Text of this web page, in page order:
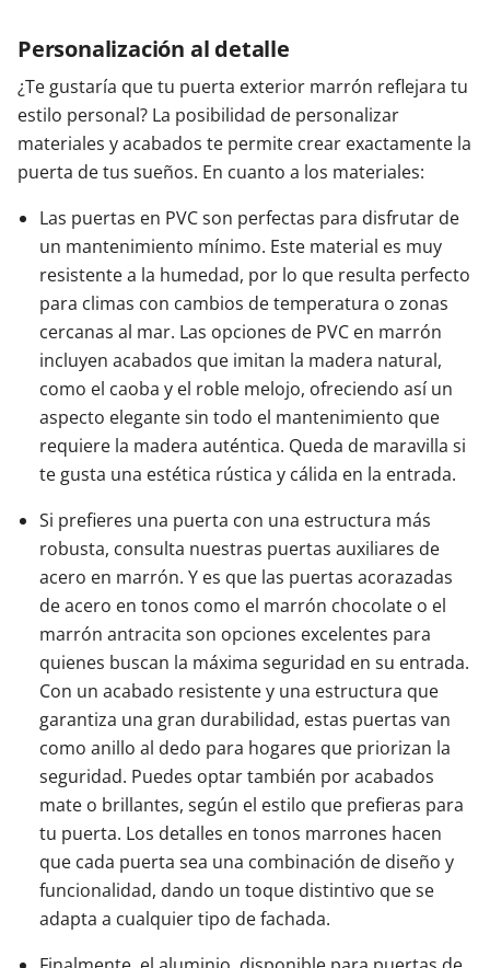
Personalización al detalle
¿Te gustaría que tu puerta exterior marrón reflejara tu
estilo personal? La posibilidad de personalizar
materiales y acabados te permite crear exactamente la
puerta de tus sueños. En cuanto a los materiales:
Las puertas en PVC son perfectas para disfrutar de
un mantenimiento mínimo. Este material es muy
resistente a la humedad, por lo que resulta perfecto
para climas con cambios de temperatura o zonas
cercanas al mar. Las opciones de PVC en marrón
incluyen acabados que imitan la madera natural,
como el caoba y el roble melojo, ofreciendo así un
aspecto elegante sin todo el mantenimiento que
requiere la madera auténtica. Queda de maravilla si
te gusta una estética rústica y cálida en la entrada.
Si prefieres una puerta con una estructura más
robusta, consulta nuestras puertas auxiliares de
acero en marrón. Y es que las puertas acorazadas
de acero en tonos como el marrón chocolate o el
marrón antracita son opciones excelentes para
quienes buscan la máxima seguridad en su entrada.
Con un acabado resistente y una estructura que
garantiza una gran durabilidad, estas puertas van
como anillo al dedo para hogares que priorizan la
seguridad. Puedes optar también por acabados
mate o brillantes, según el estilo que prefieras para
tu puerta. Los detalles en tonos marrones hacen
que cada puerta sea una combinación de diseño y
funcionalidad, dando un toque distintivo que se
adapta a cualquier tipo de fachada.